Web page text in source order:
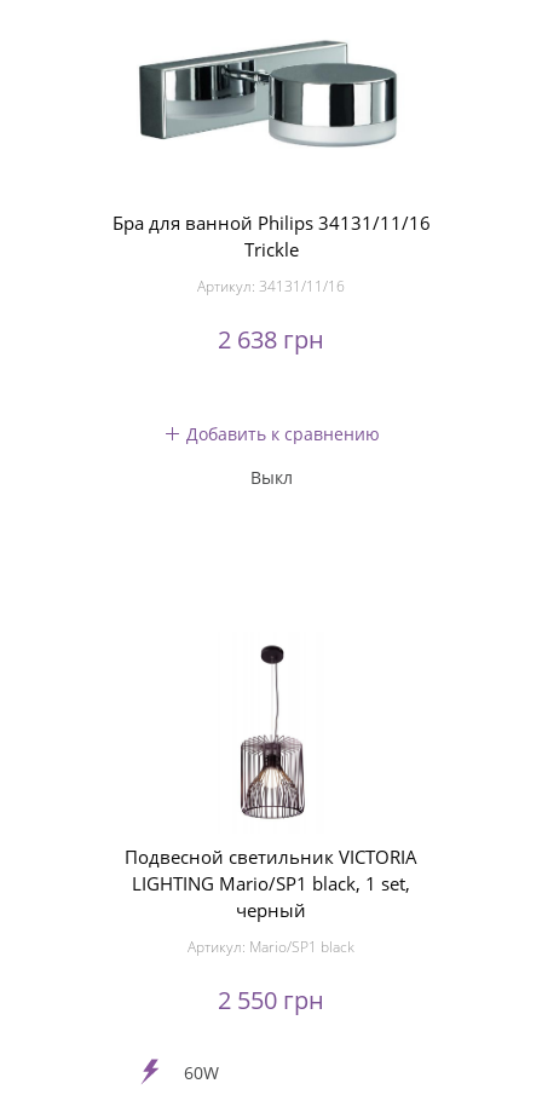
Бра для ванной Philips 34131/11/16
Trickle
Артикул: 34131/11/16
2 638 грн
Добавить к сравнению
Выкл
Подвесной светильник VICTORIA
LIGHTING Mario/SP1 black, 1 set,
черный
Артикул: Mario/SP1 black
2 550 грн
60W